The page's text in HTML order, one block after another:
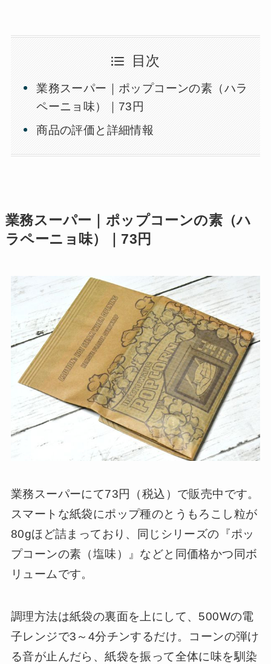
目次
業務スーパー｜ポップコーンの素（ハラ
ペーニョ味）｜73円
商品の評価と詳細情報
業務スーパー｜ポップコーンの素（ハ
ラペーニョ味）｜73円
業務スーパーにて73円（税込）で販売中です。
スマートな紙袋にポップ種のとうもろこし粒が
80gほど詰まっており、同じシリーズの『ポッ
プコーンの素（塩味）』などと同価格かつ同ボ
リュームです。
調理方法は紙袋の裏面を上にして、500Wの電
子レンジで3～4分チンするだけ。コーンの弾け
る音が止んだら、紙袋を振って全体に味を馴染